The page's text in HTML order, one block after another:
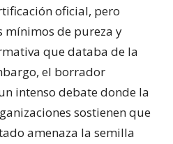
oficial, pero
mínimos de pureza y
que databa de la
el borrador
intenso debate donde la
sostienen que
amenaza la semilla